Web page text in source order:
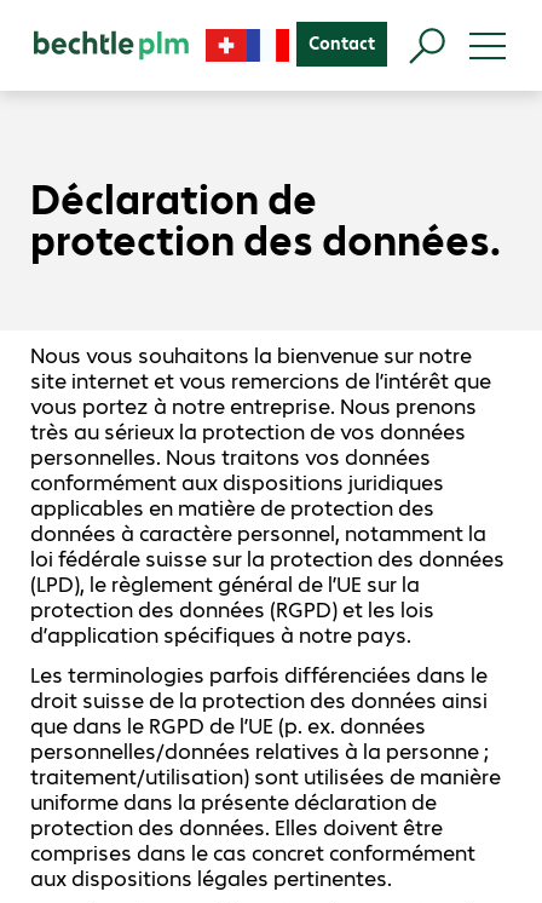
Contact
Déclaration de
protection des données.
Nous vous souhaitons la bienvenue sur notre
site internet et vous remercions de l’intérêt que
vous portez à notre entreprise. Nous prenons
très au sérieux la protection de vos données
personnelles. Nous traitons vos données
conformément aux dispositions juridiques
applicables en matière de protection des
données à caractère personnel, notamment la
loi fédérale suisse sur la protection des données
(LPD), le règlement général de l’UE sur la
protection des données (RGPD) et les lois
d’application spécifiques à notre pays.
Les terminologies parfois différenciées dans le
droit suisse de la protection des données ainsi
que dans le RGPD de l’UE (p. ex. données
personnelles/données relatives à la personne ;
traitement/utilisation) sont utilisées de manière
uniforme dans la présente déclaration de
protection des données. Elles doivent être
comprises dans le cas concret conformément
aux dispositions légales pertinentes.